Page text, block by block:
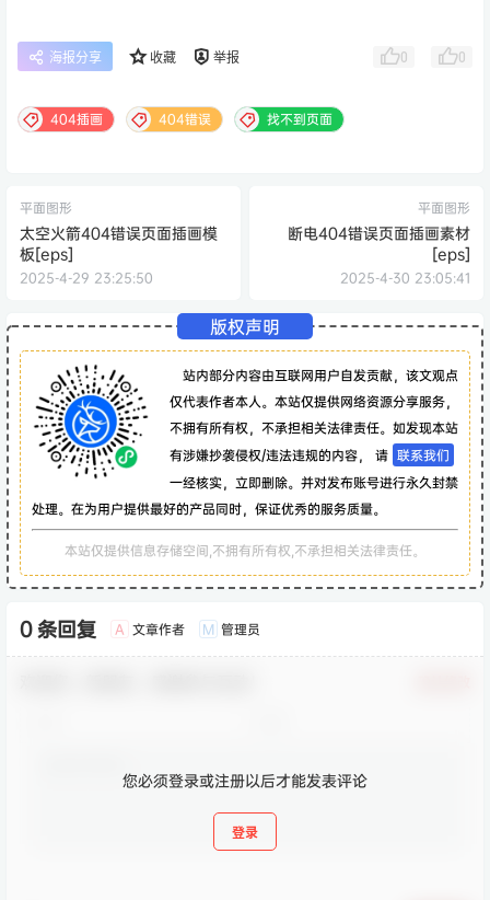
海报分享 收藏 举报 0 0
404插画 404错误 找不到页面
平面图形
太空火箭404错误页面插画模
板[eps]
2025-4-29 23:25:50
平面图形
断电404错误页面插画素材
[eps]
2025-4-30 23:05:41
版权声明
站内部分内容由互联网用户自发贡献，该文观点
仅代表作者本人。本站仅提供网络资源分享服务，
不拥有所有权，不承担相关法律责任。如发现本站
有涉嫌抄袭侵权/违法违规的内容， 请 联系我们
一经核实，立即删除。并对发布账号进行永久封禁
处理。在为用户提供最好的产品同时，保证优秀的服务质量。
本站仅提供信息存储空间,不拥有所有权,不承担相关法律责任。
0 条回复 A 文章作者 M 管理员
您必须登录或注册以后才能发表评论
登录